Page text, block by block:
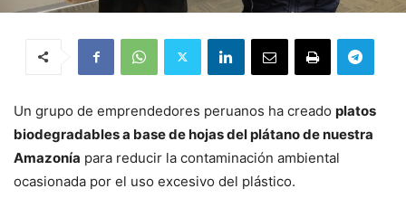
Un grupo de emprendedores peruanos ha creado platos
biodegradables a base de hojas del plátano de nuestra
Amazonía para reducir la contaminación ambiental
ocasionada por el uso excesivo del plástico.